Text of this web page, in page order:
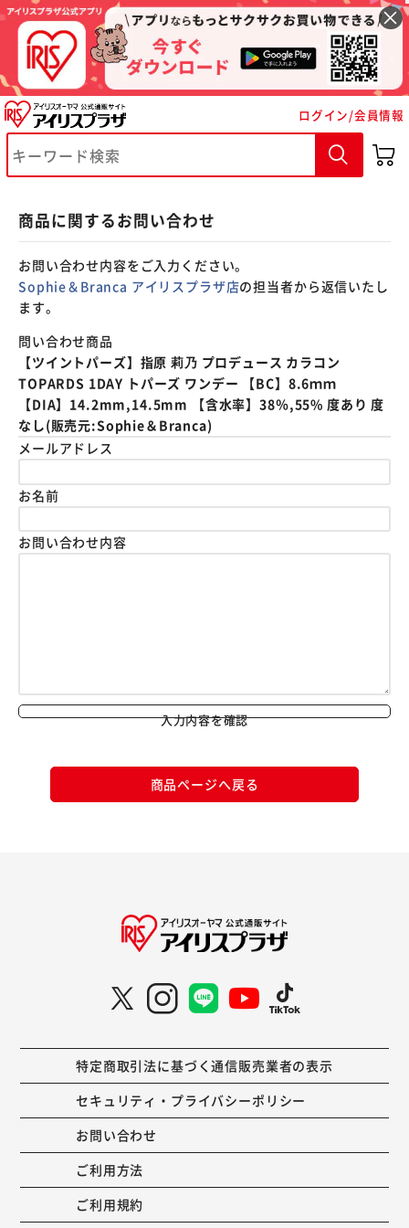
ログイン/会員情報
商品に関するお問い合わせ
お問い合わせ内容をご入力ください。
Sophie＆Branca アイリスプラザ店の担当者から返信いたし
ます。
問い合わせ商品
【ツイントパーズ】指原 莉乃 プロデュース カラコン
TOPARDS 1DAY トパーズ ワンデー 【BC】8.6ｍｍ
【DIA】14.2mm,14.5mm 【含水率】38％,55% 度あり 度
なし(販売元:Sophie＆Branca)
メールアドレス
お名前
お問い合わせ内容
入力内容を確認
商品ページへ戻る
特定商取引法に基づく通信販売業者の表示
セキュリティ・プライバシーポリシー
お問い合わせ
ご利用方法
ご利用規約
※ご確認ください
カートに入れる